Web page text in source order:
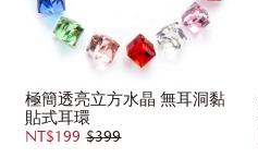
極簡透亮立方水晶 無耳洞黏
貼式耳環
NT$199 $399